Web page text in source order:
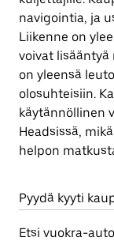
navigointia, ja
Liikenne on
voivat lisääntyä
on yleensä
olosuhteisiin.
käytännöllinen
Headsissä,
helpon
Pyydä kyyti
Etsi vuokra-